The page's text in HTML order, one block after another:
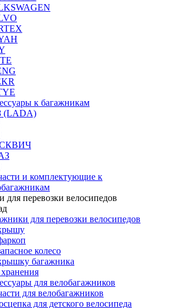
к багажникам
(LADA)
и комплектующие к
для перевозки велосипедов
для перевозки велосипедов
колесо
багажника
для велобагажников
для велобагажников
для детского велосипеда